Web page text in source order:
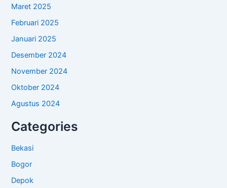
Maret 2025
Februari 2025
Januari 2025
Desember 2024
November 2024
Oktober 2024
Agustus 2024
Categories
Bekasi
Bogor
Depok